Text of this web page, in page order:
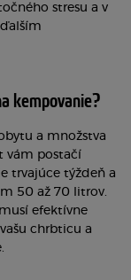
stresu a v
kempovanie?
a množstva
vám postačí
trvajúce týždeň a
50 až 70 litrov.
efektívne
chrbticu a